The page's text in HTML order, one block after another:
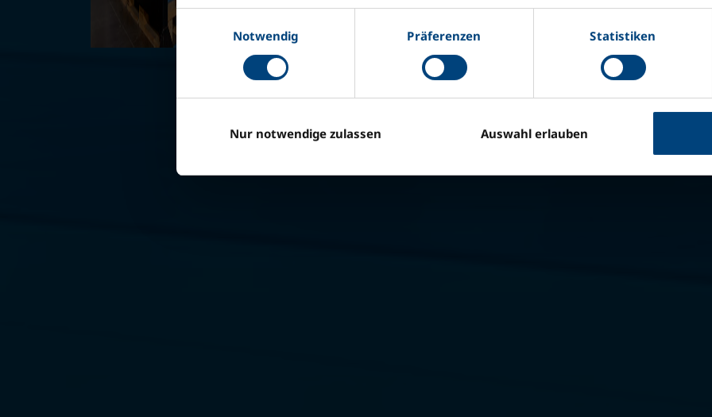
Datenschutzerklärung
Impressum
Einwilligungsauswahl
Notwendig
Präferenzen Statistiken
Nur notwendige zulassen Auswahl erlauben
belgeler